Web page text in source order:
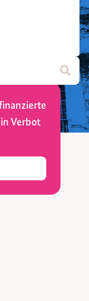
Verbot